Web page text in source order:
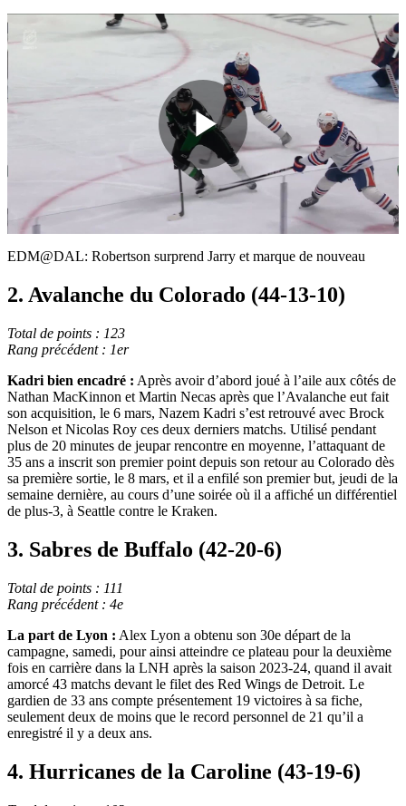
Play
Video
EDM@DAL: Robertson surprend Jarry et marque de nouveau
2. Avalanche du Colorado (44-13-10)
Total de points : 123
Rang précédent : 1er
Kadri bien encadré : Après avoir d’abord joué à l’aile aux côtés de
Nathan MacKinnon et Martin Necas après que l’Avalanche eut fait
son acquisition, le 6 mars, Nazem Kadri s’est retrouvé avec Brock
Nelson et Nicolas Roy ces deux derniers matchs. Utilisé pendant
plus de 20 minutes de jeupar rencontre en moyenne, l’attaquant de
35 ans a inscrit son premier point depuis son retour au Colorado dès
sa première sortie, le 8 mars, et il a enfilé son premier but, jeudi de la
semaine dernière, au cours d’une soirée où il a affiché un différentiel
de plus-3, à Seattle contre le Kraken.
3. Sabres de Buffalo (42-20-6)
Total de points : 111
Rang précédent : 4e
La part de Lyon : Alex Lyon a obtenu son 30e départ de la
campagne, samedi, pour ainsi atteindre ce plateau pour la deuxième
fois en carrière dans la LNH après la saison 2023-24, quand il avait
amorcé 43 matchs devant le filet des Red Wings de Detroit. Le
gardien de 33 ans compte présentement 19 victoires à sa fiche,
seulement deux de moins que le record personnel de 21 qu’il a
enregistré il y a deux ans.
4. Hurricanes de la Caroline (43-19-6)